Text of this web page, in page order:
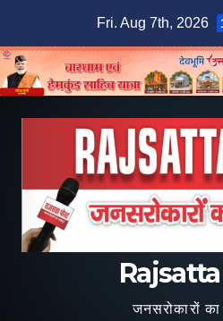
content
Fri. Aug 7th, 2026
जनसरोकारों